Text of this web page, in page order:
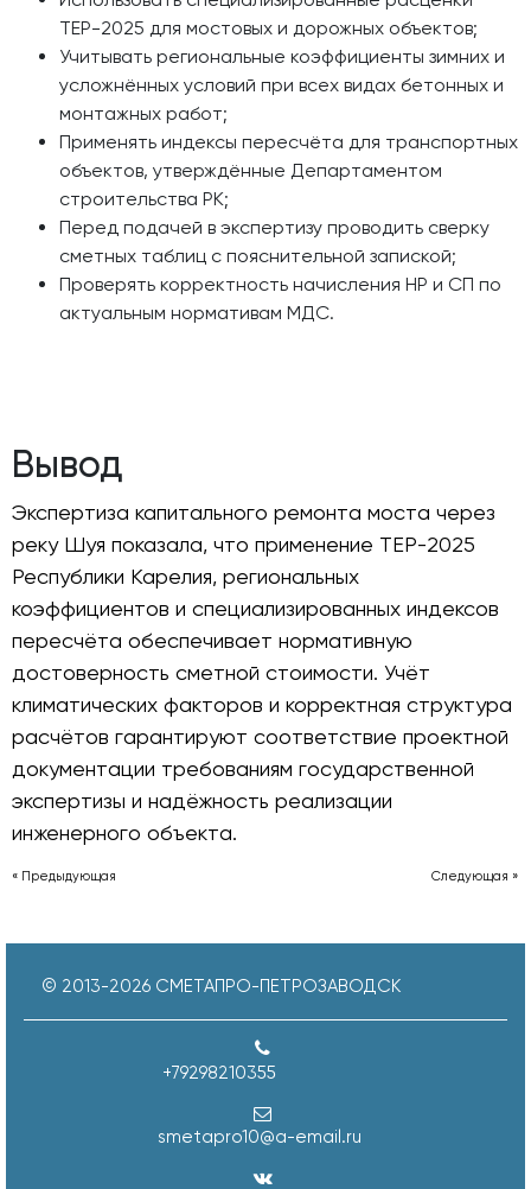
ТЕР-2025 для мостовых и дорожных объектов;
Учитывать региональные коэффициенты зимних и
усложнённых условий при всех видах бетонных и
монтажных работ;
Применять индексы пересчёта для транспортных
объектов, утверждённые Департаментом
строительства РК;
Перед подачей в экспертизу проводить сверку
сметных таблиц с пояснительной запиской;
Проверять корректность начисления НР и СП по
актуальным нормативам МДС.
Вывод
Экспертиза капитального ремонта моста через
реку Шуя показала, что применение ТЕР-2025
Республики Карелия, региональных
коэффициентов и специализированных индексов
пересчёта обеспечивает нормативную
достоверность сметной стоимости. Учёт
климатических факторов и корректная структура
расчётов гарантируют соответствие проектной
документации требованиям государственной
экспертизы и надёжность реализации
инженерного объекта.
Следующая »
« Предыдующая
© 2013-2026 СМЕТАПРО-ПЕТРОЗАВОДСК
+79298210355
smetapro10@a-email.ru